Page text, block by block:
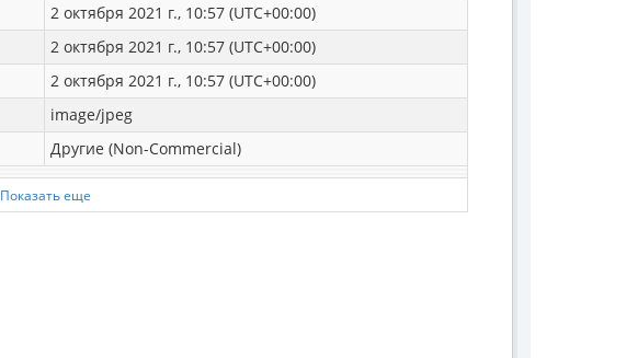
2 октября 2021 г., 10:57 (UTC+00:00)
2 октября 2021 г., 10:57 (UTC+00:00)
2 октября 2021 г., 10:57 (UTC+00:00)
image/jpeg
Другие (Non-Commercial)
Показать еще